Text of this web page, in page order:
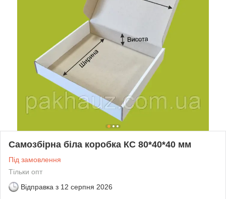
Самозбірна біла коробка КС 80*40*40 мм
Під замовлення
Тільки опт
Відправка з 12 серпня 2026